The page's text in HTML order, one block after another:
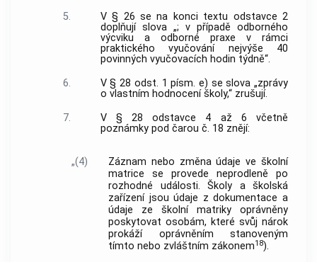
5.
V § 26 se na konci textu odstavce 2
doplňují slova „; v případě odborného
výcviku a odborné praxe v rámci
praktického vyučování nejvýše 40
povinných vyučovacích hodin týdně“.
6.
V § 28 odst. 1 písm. e) se slova „zprávy
o vlastním hodnocení školy,“ zrušují.
7.
V § 28 odstavce 4 až 6 včetně
poznámky pod čarou č. 18 znějí:
„(4)
Záznam nebo změna údaje ve školní
matrice se provede neprodleně po
rozhodné události. Školy a školská
zařízení jsou údaje z dokumentace a
údaje ze školní matriky oprávněny
poskytovat osobám, které svůj nárok
prokáží oprávněním stanoveným
tímto nebo zvláštním zákonem18).